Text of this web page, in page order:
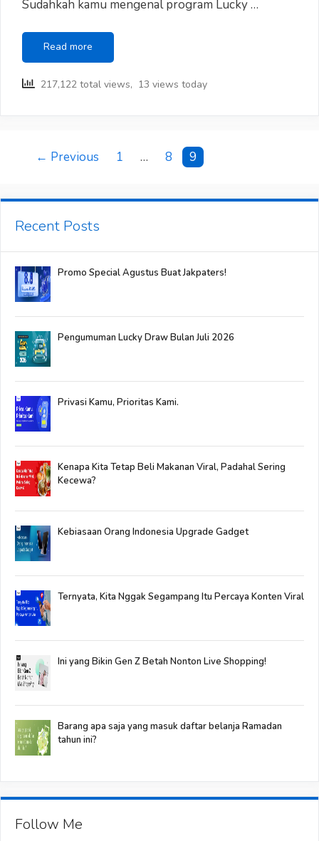
Sudahkah kamu mengenal program Lucky …
Read more
1
Dapat
Jakpat
217,122 total views, 13 views today
Post
← Previous 1 … 8 9
Recent Posts
Promo Special Agustus Buat Jakpaters!
Pengumuman Lucky Draw Bulan Juli 2026
Privasi Kamu, Prioritas Kami.
Kenapa Kita Tetap Beli Makanan Viral, Padahal Sering
Kecewa?
Kebiasaan Orang Indonesia Upgrade Gadget
Ternyata, Kita Nggak Segampang Itu Percaya Konten Viral
Ini yang Bikin Gen Z Betah Nonton Live Shopping!
Barang apa saja yang masuk daftar belanja Ramadan
tahun ini?
Follow Me